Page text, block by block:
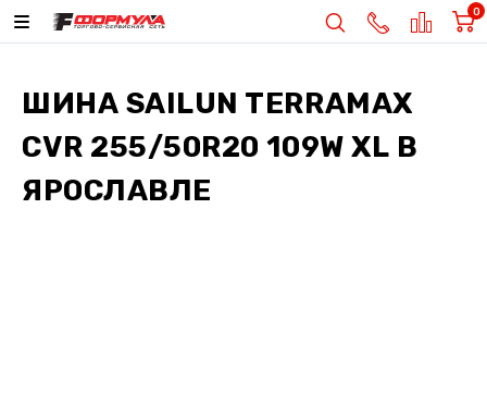
0
ШИНА SAILUN TERRAMAX
CVR 255/50R20 109W XL В
ЯРОСЛАВЛЕ